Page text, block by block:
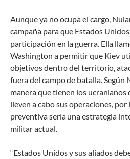
Aunque ya no ocupa el cargo,
campaña para que Estados
participación en la guerra. Ella
Washington a permitir que Kiev
objetivos dentro del territorio,
fuera del campo de batalla. Según
manera que tienen los ucranianos
lleven a cabo sus operaciones,
preventiva sería una estrategia
militar actual.
“Estados Unidos y sus aliados